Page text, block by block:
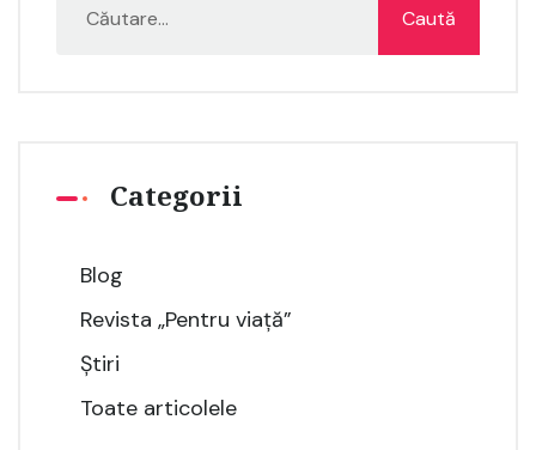
Categorii
Blog
Revista „Pentru viață”
Știri
Toate articolele